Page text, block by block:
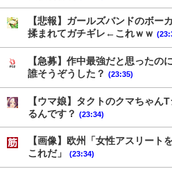
【悲報】ガールズバンドのボー
揉まれてガチギレ←これｗｗ
【急募】作中最強だと思った
誰そうぞうした？ (23:35)
【ウマ娘】タクトのクマちゃん
るんです？ (23:34)
【画像】欧州「女性アスリート
これだ」
(23:34)